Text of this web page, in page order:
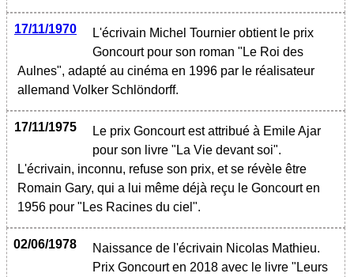
17/11/1970
L'écrivain Michel Tournier obtient le prix
Goncourt pour son roman "Le Roi des
Aulnes", adapté au cinéma en 1996 par le réalisateur
allemand Volker Schlöndorff.
17/11/1975
Le prix Goncourt est attribué à Emile Ajar
pour son livre "La Vie devant soi".
L'écrivain, inconnu, refuse son prix, et se révèle être
Romain Gary, qui a lui même déjà reçu le Goncourt en
1956 pour "Les Racines du ciel".
02/06/1978
Naissance de l'écrivain Nicolas Mathieu.
Prix Goncourt en 2018 avec le livre "Leurs